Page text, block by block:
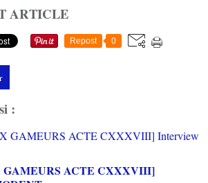
ARTICLE
Repost 0
:
GAMEURS ACTE CXXXVIII]